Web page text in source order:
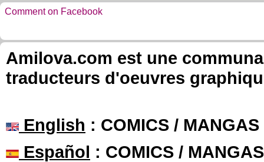
Comment on Facebook
Amilova.com est une
traducteurs d'oeuvres
English : COMICS /
Español : COMICS /